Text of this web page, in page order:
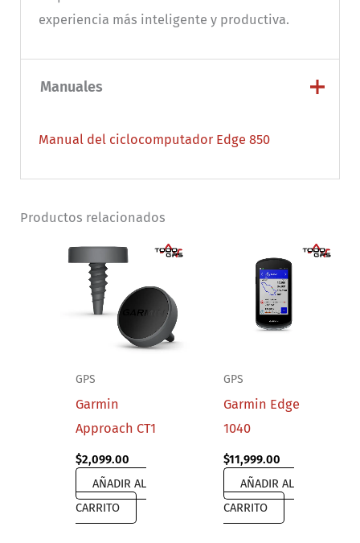
experiencia más inteligente y productiva.
Manuales
Manual del ciclocomputador Edge 850
Productos relacionados
GPS
Garmin
Approach CT1
$2,099.00
AÑADIR AL
CARRITO
GPS
Garmin Edge
1040
$11,999.00
AÑADIR AL
CARRITO